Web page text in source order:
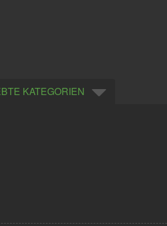
KATEGORIEN